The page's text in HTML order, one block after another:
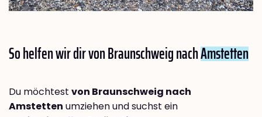
So helfen wir dir von Braunschweig nachAmstetten
Du möchtest von Braunschweig nach
Amstetten umziehen und suchst ein